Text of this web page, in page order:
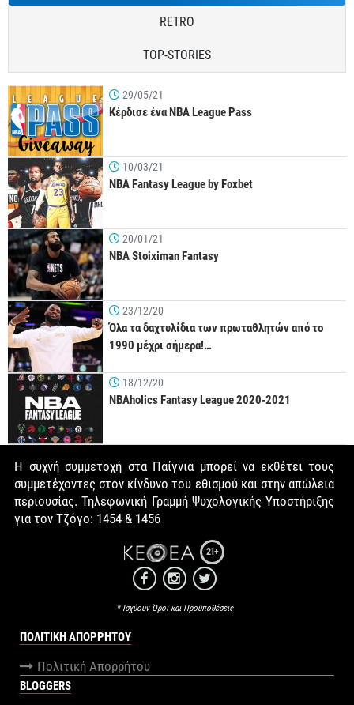
RETRO
TOP-STORIES
29/05/21
Κέρδισε ένα NBA League Pass
10/03/21
NBA Fantasy League by Foxbet
20/01/21
NBA Stoiximan Fantasy
23/12/20
Όλα τα δαχτυλίδια των πρωταθλητών από το
1990 μέχρι σήμερα!…
18/12/20
NBAholics Fantasy League 2020-2021
Η συχνή συμμετοχή στα Παίγνια μπορεί να εκθέτει τους
συμμετέχοντες στον κίνδυνο του εθισμού και στην απώλεια
περιουσίας. Τηλεφωνική Γραμμή Ψυχολογικής Υποστήριξης
για τον Τζόγο: 1454 & 1456
21+
* Ισχύουν Όροι και Προϋποθέσεις
ΠΟΛΙΤΙΚΉ ΑΠΟΡΡΉΤΟΥ
Πολιτική Απορρήτου
BLOGGERS